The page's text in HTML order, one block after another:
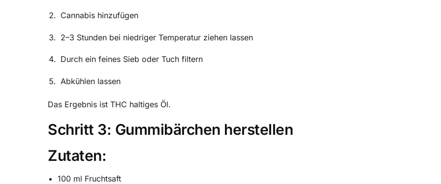
Cannabis hinzufügen
2–3 Stunden bei niedriger Temperatur ziehen lassen
Durch ein feines Sieb oder Tuch filtern
Abkühlen lassen
Das Ergebnis ist THC haltiges Öl.
Schritt 3: Gummibärchen herstellen
Zutaten:
100 ml Fruchtsaft